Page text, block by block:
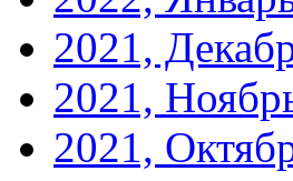
2021,
2021,
2021,